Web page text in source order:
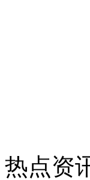
热点资